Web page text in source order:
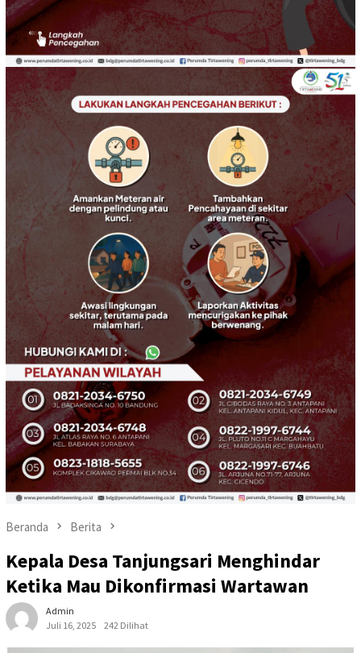
Beranda Berita
Kepala Desa Tanjungsari Menghindar
Ketika Mau Dikonfirmasi Wartawan
Admin
Juli 16, 2025
242 Dilihat